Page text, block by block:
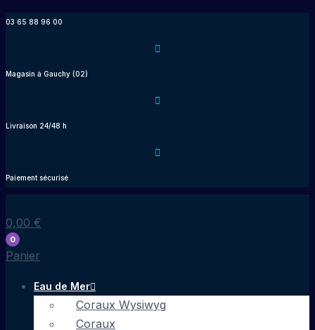
03 65 88 96 00
Magasin à Gauchy (02)
Livraison 24/48 h
Paiement sécurisé
0,00 €
0
Panier
Eau de Mer
Coraux Wysiwyg
Coraux